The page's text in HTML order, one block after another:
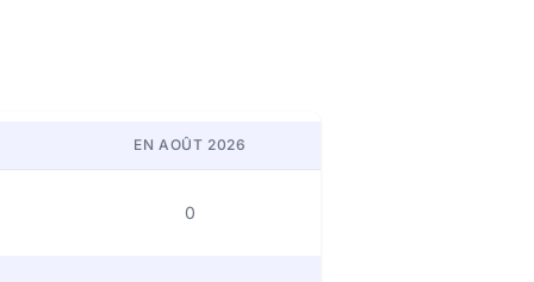
EN AOÛT 2026
0